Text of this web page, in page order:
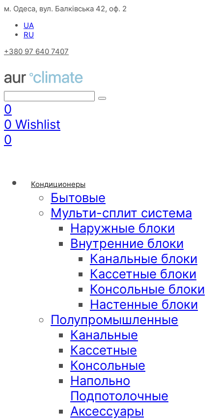
м. Одеса, вул. Балківська 42, оф. 2
UA
RU
+380 97 640 7407
0
0 Wishlist
0
Кондиционеры
Бытовые
Мульти-сплит система
Наружные блоки
Внутренние блоки
Канальные блоки
Кассетные блоки
Консольные блоки
Настенные блоки
Полупромышленные
Канальные
Кассетные
Консольные
Напольно
Подпотолочные
Аксессуары